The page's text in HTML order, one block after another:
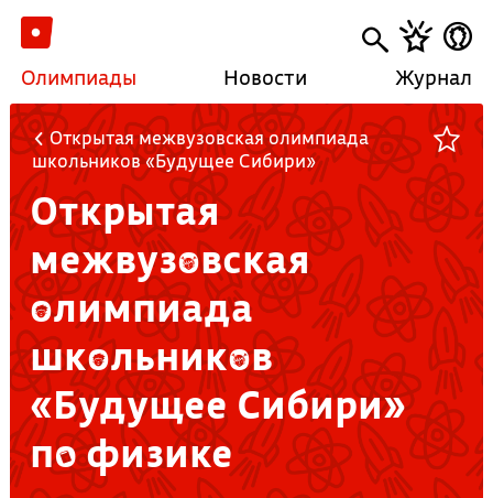
Олимпиады Новости Журнал
Открытая межвузовская олимпиада
школьников «Будущее Сибири»
Открытая
межвузовская
олимпиада
школьников
«Будущее Сибири»
по физике